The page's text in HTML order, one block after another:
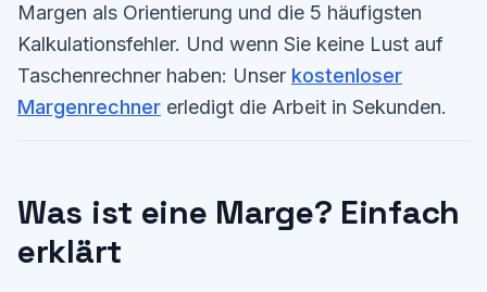
Margen als Orientierung und die 5 häufigsten
Kalkulationsfehler. Und wenn Sie keine Lust auf
Taschenrechner haben: Unser kostenloser
Margenrechner erledigt die Arbeit in Sekunden.
Was ist eine Marge? Einfach
erklärt